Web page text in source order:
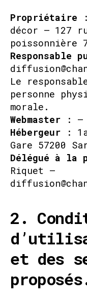
Propriétaire
décor – 127
poissonnière
Responsable
Le
personne
morale.
Webmaster : –
Hébergeur :
Gare 57200
Délégué à la
Riquet –
2.
et des